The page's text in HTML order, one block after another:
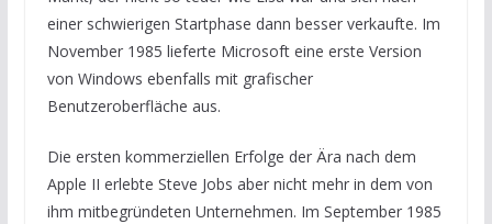
einer schwierigen Startphase dann besser verkaufte. Im
November 1985 lieferte Microsoft eine erste Version
von Windows ebenfalls mit grafischer
Benutzeroberfläche aus.
Die ersten kommerziellen Erfolge der Ära nach dem
Apple II erlebte Steve Jobs aber nicht mehr in dem von
ihm mitbegründeten Unternehmen. Im September 1985